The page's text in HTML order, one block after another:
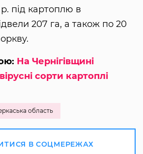
під картоплю в
207 га, а також по 20
На Чернігівщині
сорти картоплі
область
В СОЦМЕРЕЖАХ